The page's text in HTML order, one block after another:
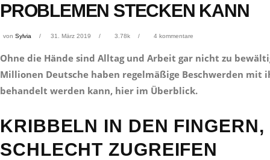
PROBLEMEN STECKEN KANN
von Sylvia 31. März 2019 3.78k 4 kommentare
Ohne die Hände sind Alltag und Arbeit gar nicht zu
Millionen Deutsche haben regelmäßige Beschwerden
behandelt werden kann, hier im Überblick.
KRIBBELN IN DEN
SCHLECHT ZUGREIFEN